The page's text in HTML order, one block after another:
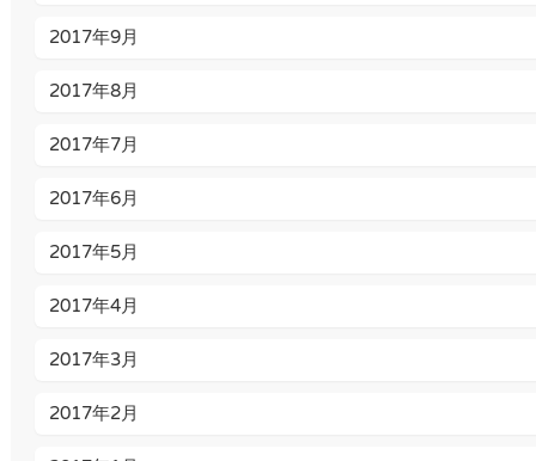
2017年9月
2017年8月
2017年7月
2017年6月
2017年5月
2017年4月
2017年3月
2017年2月